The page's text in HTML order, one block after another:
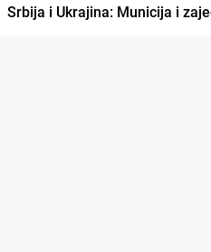
Srbija i Ukrajina: Municija i